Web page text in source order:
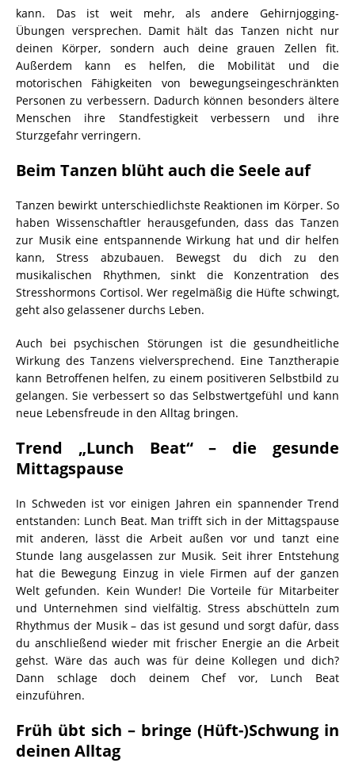
kann. Das ist weit mehr, als andere Gehirnjogging-
Übungen versprechen. Damit hält das Tanzen nicht nur
deinen Körper, sondern auch deine grauen Zellen fit.
Außerdem kann es helfen, die Mobilität und die
motorischen Fähigkeiten von bewegungseingeschränkten
Personen zu verbessern. Dadurch können besonders ältere
Menschen ihre Standfestigkeit verbessern und ihre
Sturzgefahr verringern.
Beim Tanzen blüht auch die Seele auf
Tanzen bewirkt unterschiedlichste Reaktionen im Körper. So
haben Wissenschaftler herausgefunden, dass das Tanzen
zur Musik eine entspannende Wirkung hat und dir helfen
kann, Stress abzubauen. Bewegst du dich zu den
musikalischen Rhythmen, sinkt die Konzentration des
Stresshormons Cortisol. Wer regelmäßig die Hüfte schwingt,
geht also gelassener durchs Leben.
Auch bei psychischen Störungen ist die gesundheitliche
Wirkung des Tanzens vielversprechend. Eine Tanztherapie
kann Betroffenen helfen, zu einem positiveren Selbstbild zu
gelangen. Sie verbessert so das Selbstwertgefühl und kann
neue Lebensfreude in den Alltag bringen.
Trend „Lunch Beat“ – die gesunde
Mittagspause
In Schweden ist vor einigen Jahren ein spannender Trend
entstanden: Lunch Beat. Man trifft sich in der Mittagspause
mit anderen, lässt die Arbeit außen vor und tanzt eine
Stunde lang ausgelassen zur Musik. Seit ihrer Entstehung
hat die Bewegung Einzug in viele Firmen auf der ganzen
Welt gefunden. Kein Wunder! Die Vorteile für Mitarbeiter
und Unternehmen sind vielfältig. Stress abschütteln zum
Rhythmus der Musik – das ist gesund und sorgt dafür, dass
du anschließend wieder mit frischer Energie an die Arbeit
gehst. Wäre das auch was für deine Kollegen und dich?
Dann schlage doch deinem Chef vor, Lunch Beat
einzuführen.
Früh übt sich – bringe (Hüft-)Schwung in
deinen Alltag